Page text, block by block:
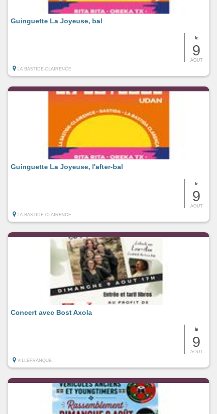
le
9
AOUT
Guinguette La Joyeuse, bal
LA BASTIDE-CLAIRENCE
le
9
AOUT
Guinguette La Joyeuse, l'after-bal
LA BASTIDE-CLAIRENCE
le
9
AOUT
Concert avec Bost Axola
VILLEFRANQUE